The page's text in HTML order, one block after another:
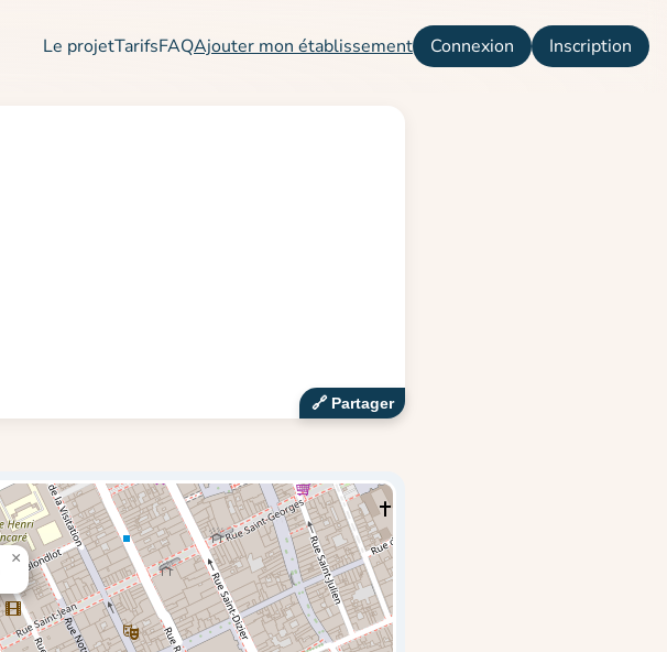
Le projetTarifsFAQAjouter mon établissement Connexion Inscription
🔗‍️ Partager
×